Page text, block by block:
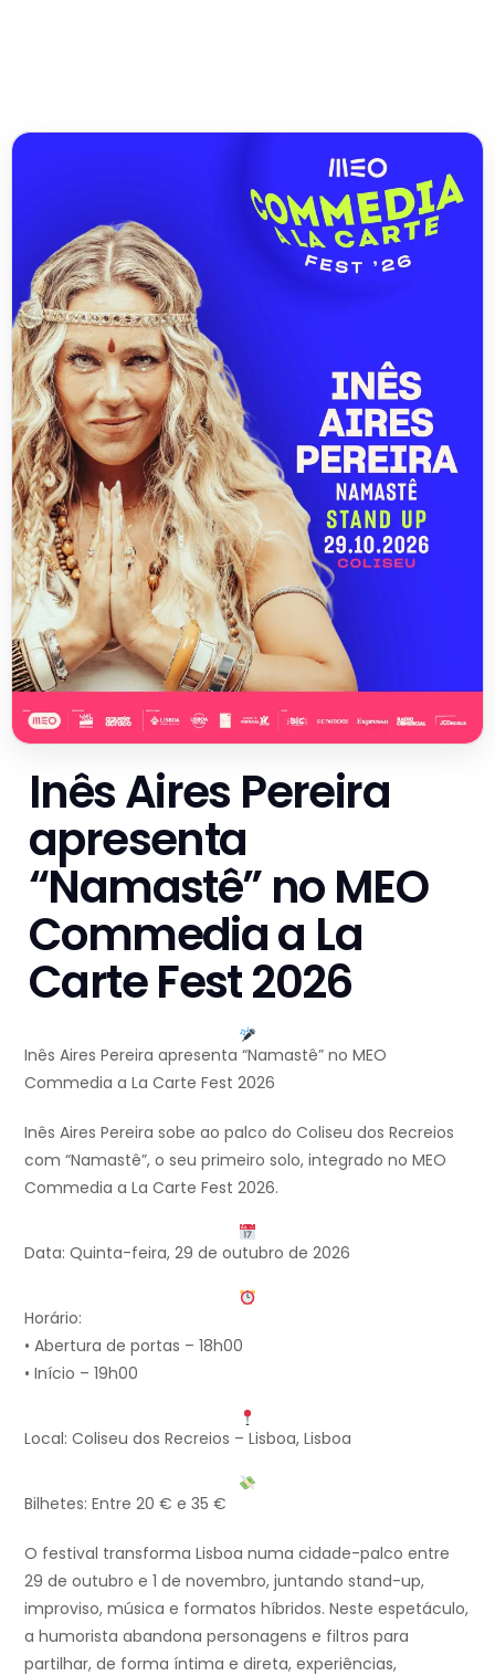
Inês Aires Pereira
apresenta
“Namastê” no MEO
Commedia a La
Carte Fest 2026
Inês Aires Pereira apresenta “Namastê” no MEO
Commedia a La Carte Fest 2026
Inês Aires Pereira sobe ao palco do Coliseu dos Recreios
com “Namastê”, o seu primeiro solo, integrado no MEO
Commedia a La Carte Fest 2026.
Data: Quinta-feira, 29 de outubro de 2026
Horário:
• Abertura de portas – 18h00
• Início – 19h00
Local: Coliseu dos Recreios – Lisboa, Lisboa
Bilhetes: Entre 20 € e 35 €
O festival transforma Lisboa numa cidade-palco entre
29 de outubro e 1 de novembro, juntando stand-up,
improviso, música e formatos híbridos. Neste espetáculo,
a humorista abandona personagens e filtros para
partilhar, de forma íntima e direta, experiências,